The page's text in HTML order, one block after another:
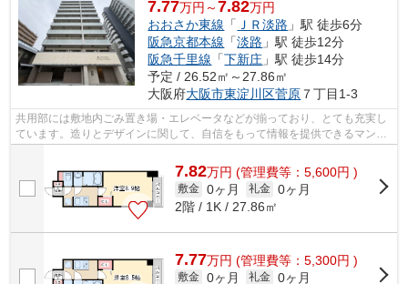
7.77万円～7.82万円
おおさか東線 「 ＪＲ淡路 」駅 徒歩6分
阪急京都本線 「淡路 」駅 徒歩12分
阪急千里線 「下新庄 」駅 徒歩14分
予定 / 26.52㎡～27.86㎡
大阪府大阪市東淀川区菅原 ７丁目1-3
共用部には敷地内ごみ置き場・エレベータなどが揃っており、とても充実し
ています。造りとデザインに関して、自信をもって情報を提供できるマンシ
7.82万円 (管理費等：5,600円 )
敷金 0ヶ月 礼金 0ヶ月
2階 / 1K / 27.86㎡
7.77万円 (管理費等：5,300円 )
敷金 0ヶ月 礼金 0ヶ月